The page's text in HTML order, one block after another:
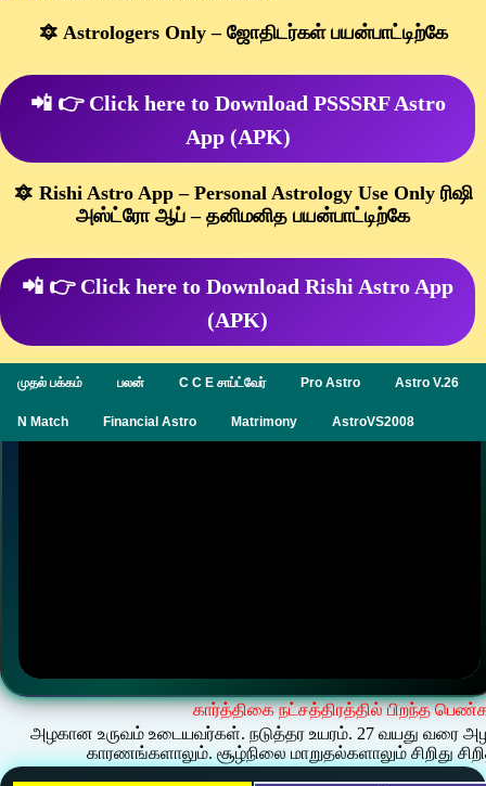
🔯 Astrologers Only – ஜோதிடர்கள் பயன்பாட்டிற்கே
📲 👉 Click here to Download PSSSRF Astro
App (APK)
🔯 Rishi Astro App – Personal Astrology Use Only ரிஷி
அஸ்ட்ரோ ஆப் – தனிமனித பயன்பாட்டிற்கே
📲 👉 Click here to Download Rishi Astro App
(APK)
முதல் பக்கம் பலன் C C E சாப்ட்வேர் Pro Astro Astro V.26
N Match Financial Astro Matrimony AstroVS2008
கார்த்திகை நட்சத்திரத்தில் பிறந்த
அழகான உருவம் உடையவர்கள். நடுத்தர உயரம். 27 வயது வரை
காரணங்களாலும். சூழ்நிலை மாறுதல்களாலும் சிறிது